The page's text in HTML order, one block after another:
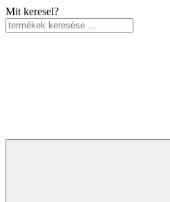
Mit keresel?